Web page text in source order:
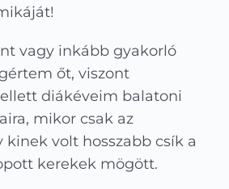
vagy inkább gyakorló
őt, viszont
diákéveim balatoni
mikor csak az
volt hosszabb csík a
kerekek mögött.